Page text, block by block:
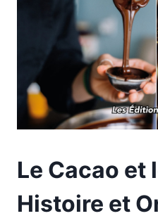
Le Cacao et
Histoire et